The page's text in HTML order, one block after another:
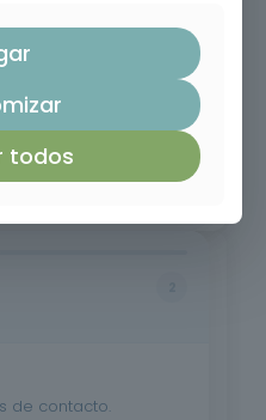
de contacto.
todos